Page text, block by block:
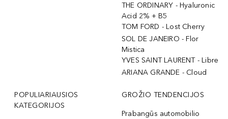
THE ORDINARY - Hyaluronic
Acid 2% + B5
TOM FORD - Lost Cherry
SOL DE JANEIRO - Flor
Mistica
YVES SAINT LAURENT - Libre
ARIANA GRANDE - Cloud
POPULIARIAUSIOS
KATEGORIJOS
GROŽIO TENDENCIJOS
Prabangūs automobilio